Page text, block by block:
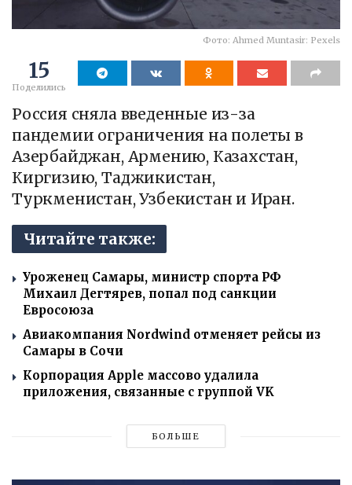
Фото: Ahmed Muntasir: Pexels
15
Поделились
Россия сняла введенные из-за
пандемии ограничения на полеты в
Азербайджан, Армению, Казахстан,
Киргизию, Таджикистан,
Туркменистан, Узбекистан и Иран.
Читайте также:
Уроженец Самары, министр спорта РФ
Михаил Дегтярев, попал под санкции
Евросоюза
Авиакомпания Nordwind отменяет рейсы из
Самары в Сочи
Корпорация Apple массово удалила
приложения, связанные с группой VK
БОЛЬШЕ